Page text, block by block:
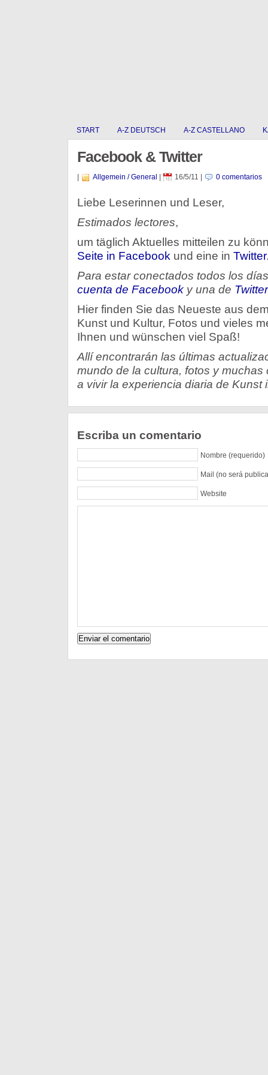
START A-Z DEUTSCH A-Z CASTELLANO
Facebook & Twitter
Allgemein / General 16/5/11 0 comentarios
Liebe Leserinnen und Leser,
Estimados lectores,
um täglich Aktuelles mitteilen zu
Seite in Facebook und eine in Twitter
Para estar conectados todos los
cuenta de Facebooky una de Twitter
Hier finden Sie das Neueste aus
Kunst und Kultur, Fotos und vieles
Ihnen und wünschen viel Spaß!
Allí encontrarán las últimas
mundo de la cultura, fotos y muchas
a vivir la experiencia diaria de Kunst
Escriba un comentario
Nombre (requerido)
Mail (no será
Website